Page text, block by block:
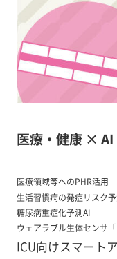
医療・健康 ×
医療領域等へのPHR活用
生活習慣病の発症リスク
糖尿病重症化予測AI
ウェアラブル生体センサ
ICU向けスマート